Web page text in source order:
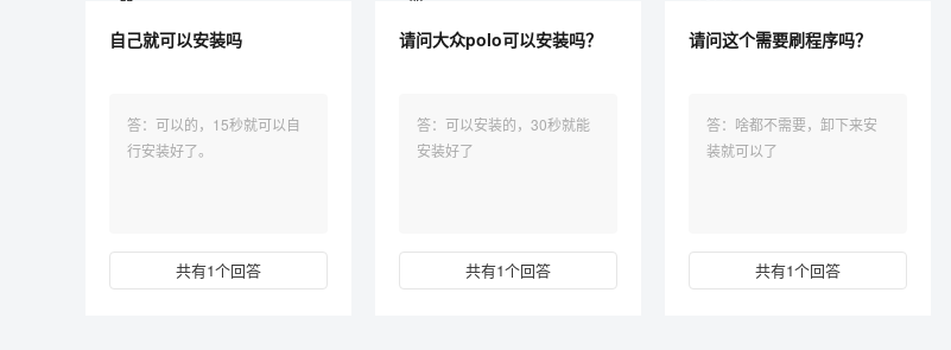
自己就可以安装吗
答：可以的，15秒就可以自
行安装好了。
共有1个回答
请问大众polo可以安装吗？
答：可以安装的，30秒就能
安装好了
共有1个回答
请问这个需要刷程序吗？
答：啥都不需要，卸下来安
装就可以了
共有1个回答